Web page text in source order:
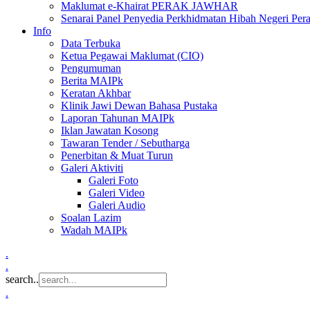
Maklumat e-Khairat PERAK JAWHAR
Senarai Panel Penyedia Perkhidmatan Hibah Negeri
Info
Data Terbuka
Ketua Pegawai Maklumat (CIO)
Pengumuman
Berita MAIPk
Keratan Akhbar
Klinik Jawi Dewan Bahasa Pustaka
Laporan Tahunan MAIPk
Iklan Jawatan Kosong
Tawaran Tender / Sebutharga
Penerbitan & Muat Turun
Galeri Aktiviti
Galeri Foto
Galeri Video
Galeri Audio
Soalan Lazim
Wadah MAIPk
.
.
search..
.